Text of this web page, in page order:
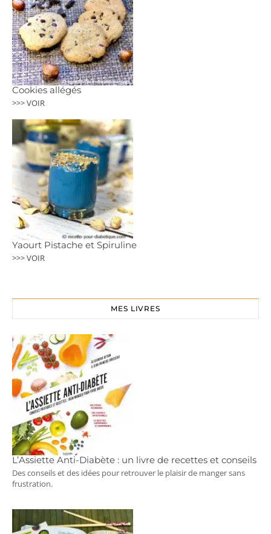
Cookies allégés
>>> VOIR
Yaourt Pistache et Spiruline
>>> VOIR
MES LIVRES
L’Assiette Anti-Diabète : un livre de recettes et conseils
Des conseils et des idées pour retrouver le plaisir de manger sans
frustration.